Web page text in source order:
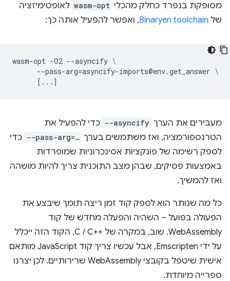
מסופקת בנפרד כחלק מהכלי wasm-opt לאופטימיזציה
של Binaryen toolchain, ואפשר להפעיל אותה כך:
wasm-opt -O2 --asyncify \
--pass-arg=asyncify-imports@env.get_answer \
[ ... ]
מעבירים את הערך --asyncify כדי להפעיל את
הטרנספורמציה, ואז משתמשים בערך --pass-arg=… כדי
לספק רשימה של פונקציות אסינכרוניות שמופרדות
באמצעות פסיקים, שבהן מצב התוכנית צריך להיות מושהה
ואז להמשיך.
כל מה שנותר הוא לספק קוד זמן ריצה תומך שיבצע את
הפעולה בפועל – השהיה והפעלה מחדש של קוד
WebAssembly. שוב, במקרה של C / C++‎, הקוד הזה ייכלל
על ידי Emscripten, אבל עכשיו צריך קוד JavaScript מותאם
אישית שיטפל בקובצי WebAssembly שרירותיים. לכן יצרנו
ספרייה מיוחדת.